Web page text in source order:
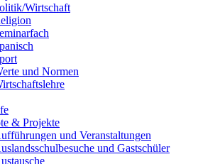
Wirtschaft
und Normen
& Projekte
und Veranstaltungen
und Gastschüler